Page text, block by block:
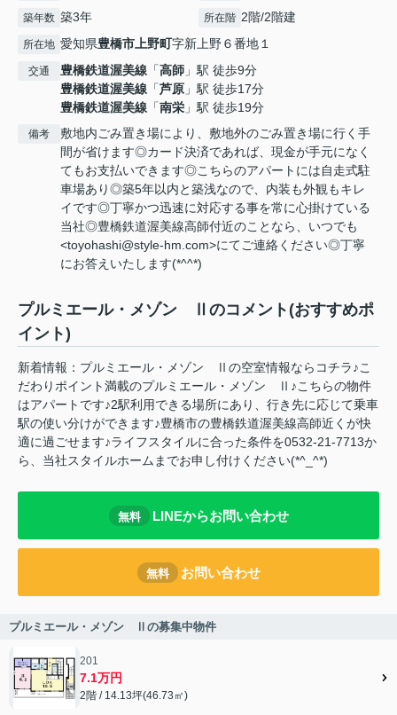
築年数 築3年 所在階 2階/2階建
所在地 愛知県豊橋市上野町字新上野６番地１
交通 豊橋鉄道渥美線 「高師 」駅 徒歩9分
豊橋鉄道渥美線 「芦原 」駅 徒歩17分
豊橋鉄道渥美線 「南栄 」駅 徒歩19分
備考
敷地内ごみ置き場により、敷地外のごみ置き場に行く手
間が省けます◎カード決済であれば、現金が手元になく
てもお支払いできます◎こちらのアパートには自走式駐
車場あり◎築5年以内と築浅なので、内装も外観もキレ
イです◎丁寧かつ迅速に対応する事を常に心掛けている
当社◎豊橋鉄道渥美線高師付近のことなら、いつでも
<toyohashi@style-hm.com>にてご連絡ください◎丁寧
にお答えいたします(*^^*)
プルミエール・メゾン Ⅱのコメント(おすすめポ
イント)
新着情報：プルミエール・メゾン Ⅱの空室情報ならコチラ♪こ
だわりポイント満載のプルミエール・メゾン Ⅱ♪こちらの物件
はアパートです♪2駅利用できる場所にあり、行き先に応じて乗車
駅の使い分けができます♪豊橋市の豊橋鉄道渥美線高師近くが快
適に過ごせます♪ライフスタイルに合った条件を0532-21-7713か
ら、当社スタイルホームまでお申し付けください(*^_^*)
無料 LINEからお問い合わせ
無料 お問い合わせ
プルミエール・メゾン Ⅱの募集中物件
201
7.1万円
2階 / 14.13坪(46.73㎡)